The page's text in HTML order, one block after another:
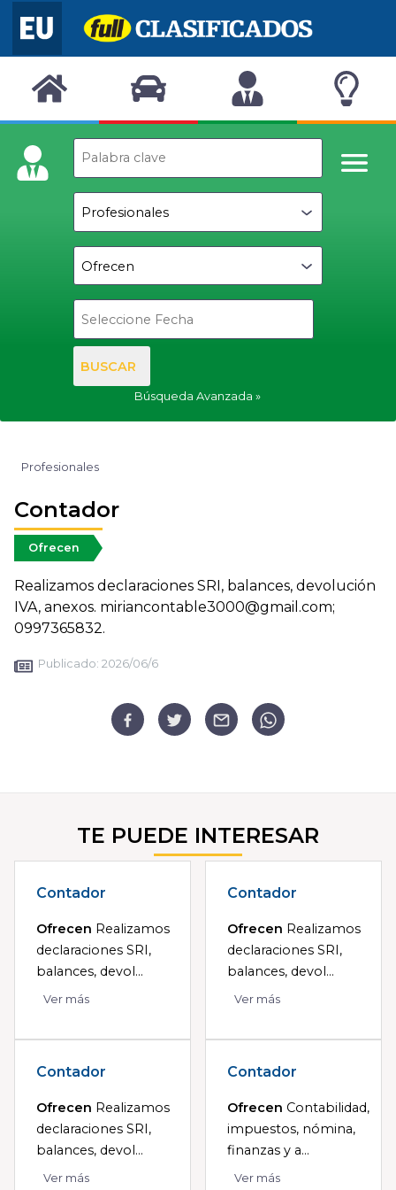
BUSCAR
Búsqueda Avanzada
Profesionales
Contador
Ofrecen
Realizamos declaraciones SRI, balances, devolución
IVA, anexos. miriancontable3000@gmail.com;
0997365832.
Publicado: 2026/06/6
TE PUEDE INTERESAR
Contador
Ofrecen Realizamos
declaraciones SRI,
balances, devol...
Ver más
Contador
Ofrecen Realizamos
declaraciones SRI,
balances, devol...
Ver más
Contador
Ofrecen Realizamos
declaraciones SRI,
balances, devol...
Ver más
Contador
Ofrecen Contabilidad,
impuestos, nómina,
finanzas y a...
Ver más